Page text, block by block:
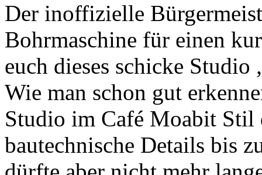
Der inoffizielle
Bohrmaschine für einen
euch dieses schicke
Wie man schon gut
Studio im Café Moabit Stil
bautechnische Details bis